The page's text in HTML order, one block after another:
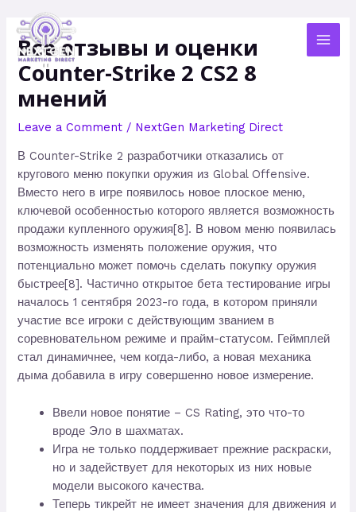
content
Все отзывы и оценки
Counter-Strike 2 CS2 8
мнений
Leave a Comment / NextGen Marketing Direct
В Counter-Strike 2 разработчики отказались от
кругового меню покупки оружия из Global Offensive.
Вместо него в игре появилось новое плоское меню,
ключевой особенностью которого является возможность
продажи купленного оружия[8]. В новом меню появилась
возможность изменять положение оружия, что
потенциально может помочь сделать покупку оружия
быстрее[8]. Частично открытое бета тестирование игры
началось 1 сентября 2023-го года, в котором приняли
участие все игроки с действующим званием в
соревновательном режиме и прайм-статусом. Геймплей
стал динамичнее, чем когда-либо, а новая механика
дыма добавила в игру совершенно новое измерение.
Ввели новое понятие – CS Rating, это что-то
вроде Эло в шахматах.
Игра не только поддерживает прежние раскраски,
но и задействует для некоторых из них новые
модели высокого качества.
Теперь тикрейт не имеет значения для движения и